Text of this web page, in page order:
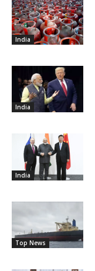
India
India
India
Top News